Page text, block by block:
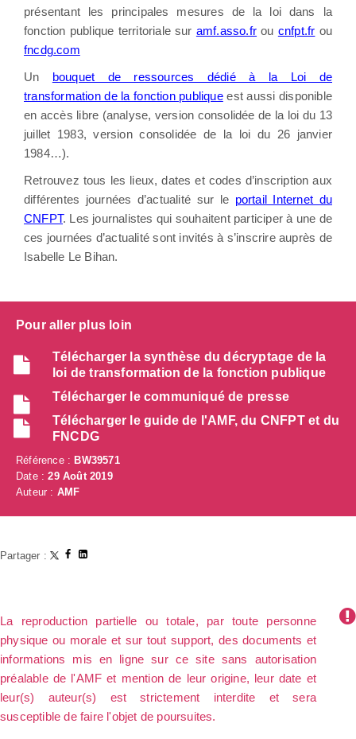
présentant les principales mesures de la loi dans la
fonction publique territoriale sur amf.asso.fr ou cnfpt.fr ou
fncdg.com
Un bouquet de ressources dédié à la Loi de
transformation de la fonction publiqueest aussi disponible
en accès libre (analyse, version consolidée de la loi du 13
juillet 1983, version consolidée de la loi du 26 janvier
1984…).
Retrouvez tous les lieux, dates et codes d’inscription aux
différentes journées d’actualité sur le portail Internet du
CNFPT. Les journalistes qui souhaitent participer à une de
ces journées d’actualité sont invités à s’inscrire auprès de
Isabelle Le Bihan.
Pour aller plus loin
Télécharger la synthèse du décryptage de la
loi de transformation de la fonction publique
Télécharger le communiqué de presse
Télécharger le guide de l'AMF, du CNFPT et du
FNCDG
Référence :BW39571
Date :29 Août 2019
Auteur : AMF
Partager :
La reproduction partielle ou totale, par toute personne
physique ou morale et sur tout support, des documents et
informations mis en ligne sur ce site sans autorisation
préalable de l'AMF et mention de leur origine, leur date et
leur(s) auteur(s) est strictement interdite et sera
susceptible de faire l'objet de poursuites.